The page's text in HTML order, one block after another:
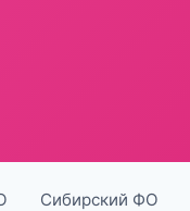
Сибирский ФО